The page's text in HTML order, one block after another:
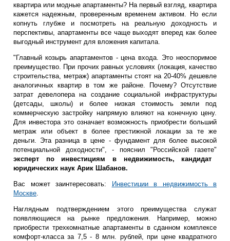
квартира или модные апартаменты? На первый взгляд, квартира
кажется надежным, проверенным временем активом. Но если
копнуть глубже и посмотреть на реальную доходность и
перспективы, апартаменты все чаще выходят вперед как более
выгодный инструмент для вложения капитала.
"Главный козырь апартаментов - цена входа. Это неоспоримое
преимущество. При прочих равных условиях (локация, качество
строительства, метраж) апартаменты стоят на 20-40% дешевле
аналогичных квартир в том же районе. Почему? Отсутствие
затрат девелопера на создание социальной инфраструктуры
(детсады, школы) и более низкая стоимость земли под
коммерческую застройку напрямую влияют на конечную цену.
Для инвестора это означает возможность приобрести больший
метраж или объект в более престижной локации за те же
деньги. Эта разница в цене - фундамент для более высокой
потенциальной доходности", - пояснил "Российской газете"
эксперт по инвестициям в недвижимость, кандидат
юридических наук Арик Шабанов.
Вас может заинтересовать:
Инвестиции в недвижимость в
Москве
Наглядным подтверждением этого преимущества служат
появляющиеся на рынке предложения. Например, можно
приобрести трехкомнатные апартаменты в сданном комплексе
комфорт-класса за 7,5 - 8 млн. рублей, при цене квадратного